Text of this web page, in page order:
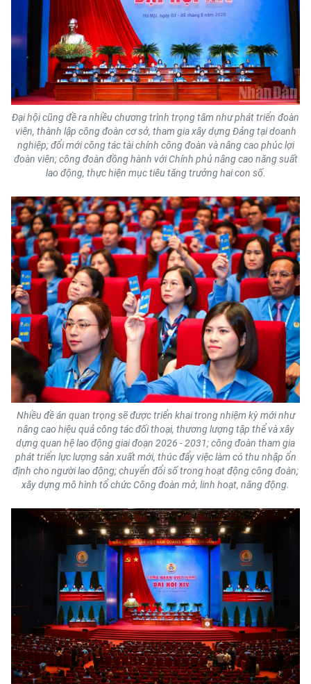
Đại hội cũng đề ra nhiều chương trình trọng tâm như phát triển đoàn
viên, thành lập công đoàn cơ sở, tham gia xây dựng Đảng tại doanh
nghiệp; đổi mới công tác tài chính công đoàn và nâng cao phúc lợi
đoàn viên; công đoàn đồng hành với Chính phủ nâng cao năng suất
lao động, thực hiện mục tiêu tăng trưởng hai con số.
Nhiều đề án quan trọng sẽ được triển khai trong nhiệm kỳ mới như
nâng cao hiệu quả công tác đối thoại, thương lượng tập thể và xây
dựng quan hệ lao động giai đoạn 2026 - 2031; công đoàn tham gia
phát triển lực lượng sản xuất mới, thúc đẩy việc làm có thu nhập ổn
định cho người lao động; chuyển đổi số trong hoạt động công đoàn;
xây dựng mô hình tổ chức Công đoàn mở, linh hoạt, năng động.